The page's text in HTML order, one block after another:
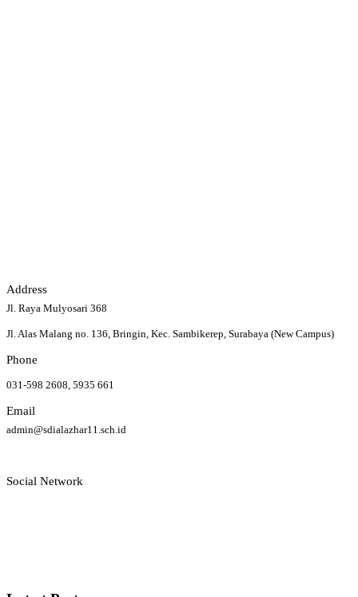
Address
Jl. Raya Mulyosari 368
Jl. Alas Malang no. 136, Bringin, Kec. Sambikerep, Surabaya (New Campus)
Phone
031-598 2608, 5935 661
Email
admin@sdialazhar11.sch.id
Social Network